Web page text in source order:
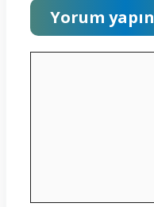
Yorum yapın